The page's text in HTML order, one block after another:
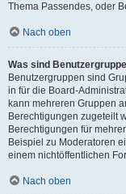
Thema Passendes, oder
Nach oben
Was sind
Benutzergruppen sind
in für die Board-
kann mehreren Gruppen
Berechtigungen zugeteilt
Berechtigungen für
Beispiel zu Moderatoren
einem nichtöffentlichen
Nach oben